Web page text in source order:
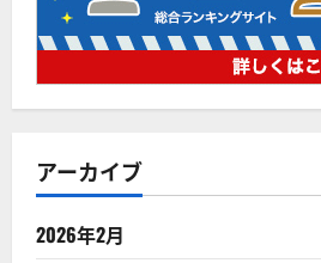
アーカイブ
2026年2月